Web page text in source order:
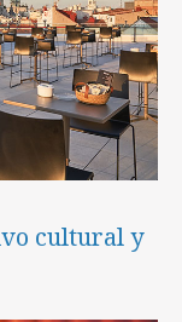
cultural y